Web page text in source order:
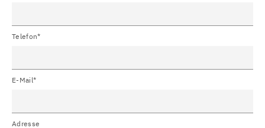
Telefon*
E-Mail*
Adresse